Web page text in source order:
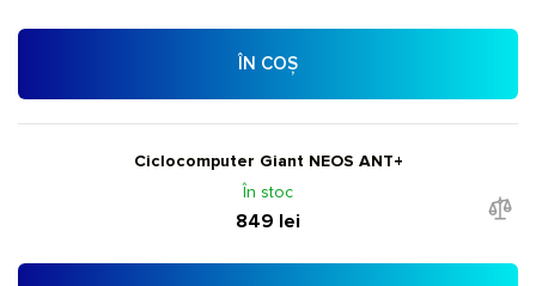
ÎN COȘ
Ciclocomputer Giant NEOS ANT+
În stoc
849 lei